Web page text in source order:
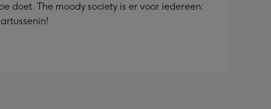
doet. The moody society is er voor iedereen: